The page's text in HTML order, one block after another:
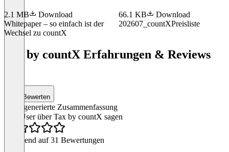
2.1 MB
Download
Whitepaper – so einfach ist der
Wechsel zu countX
66.1 KB
Download
202607_countXPreisliste
Tax by countX Erfahrungen & Reviews
Bewerten
KI-generierte Zusammenfassung
Was User über Tax by countX sagen
Basierend auf 31 Bewertungen